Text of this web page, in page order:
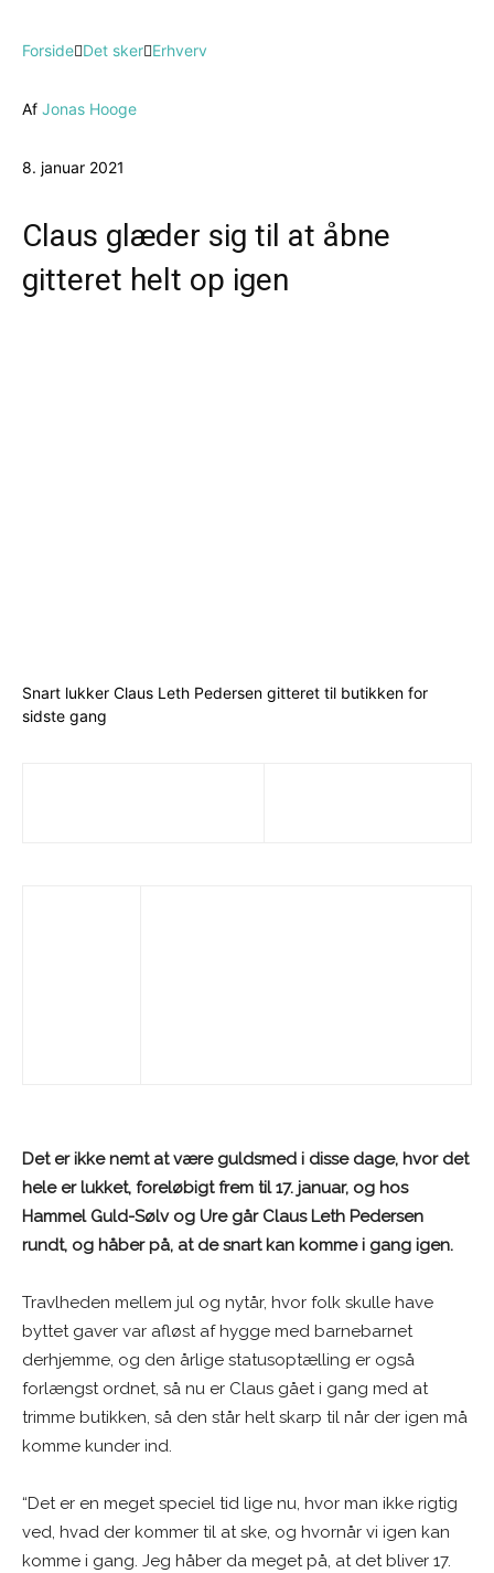
Forside Det sker Erhverv
Af Jonas Hooge
8. januar 2021
Claus glæder sig til at åbne
gitteret helt op igen
Snart lukker Claus Leth Pedersen gitteret til butikken for
sidste gang
Det er ikke nemt at være guldsmed i disse dage, hvor det
hele er lukket, foreløbigt frem til 17. januar, og hos
Hammel Guld-Sølv og Ure går Claus Leth Pedersen
rundt, og håber på, at de snart kan komme i gang igen.
Travlheden mellem jul og nytår, hvor folk skulle have
byttet gaver var afløst af hygge med barnebarnet
derhjemme, og den årlige statusoptælling er også
forlængst ordnet, så nu er Claus gået i gang med at
trimme butikken, så den står helt skarp til når der igen må
komme kunder ind.
“Det er en meget speciel tid lige nu, hvor man ikke rigtig
ved, hvad der kommer til at ske, og hvornår vi igen kan
komme i gang. Jeg håber da meget på, at det bliver 17.